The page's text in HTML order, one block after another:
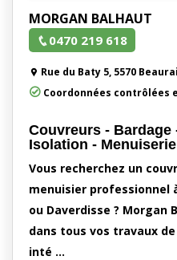
MORGAN BALHAUT
0470 219 618
Rue du Baty 5, 5570
Coordonnées contrôlées
Couvreurs - Bardage
Isolation -
Vous recherchez un
menuisier professionnel
ou Daverdisse ? Morgan
dans tous vos travaux
inté …